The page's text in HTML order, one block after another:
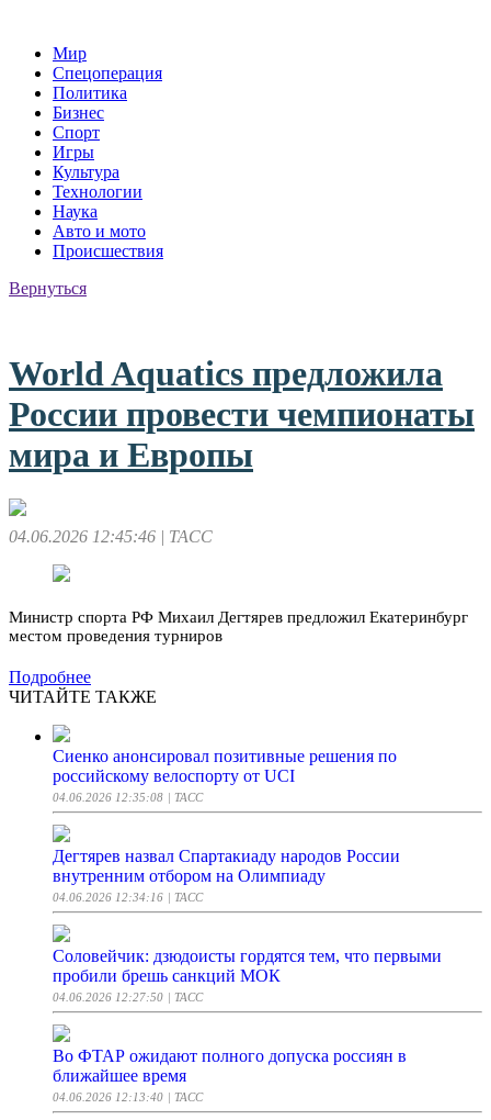
Мир
Спецоперация
Политика
Бизнес
Спорт
Игры
Культура
Технологии
Наука
Авто и мото
Происшествия
Вернуться
World Aquatics предложила
России провести чемпионаты
мира и Европы
04.06.2026 12:45:46 | ТАСС
Министр спорта РФ Михаил Дегтярев предложил Екатеринбург
местом проведения турниров
Подробнее
ЧИТАЙТЕ ТАКЖЕ
Сиенко анонсировал позитивные решения по
российскому велоспорту от UCI
04.06.2026 12:35:08 | ТАСС
Дегтярев назвал Спартакиаду народов России
внутренним отбором на Олимпиаду
04.06.2026 12:34:16 | ТАСС
Соловейчик: дзюдоисты гордятся тем, что первыми
пробили брешь санкций МОК
04.06.2026 12:27:50 | ТАСС
Во ФТАР ожидают полного допуска россиян в
ближайшее время
04.06.2026 12:13:40 | ТАСС